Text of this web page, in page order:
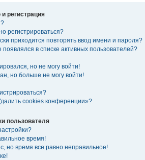
регистрация
регистрироваться?
приходится повторять ввод имени и пароля?
появлялся в списке активных пользователей?
но не могу войти!
но больше не могу войти!
cookies конференции»?
пользователя
время!
но время все равно неправильное!